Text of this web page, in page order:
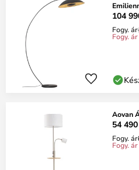
104
Fogy. ár
Fogy.
Aovan
54
Fogy. ár
Fogy.